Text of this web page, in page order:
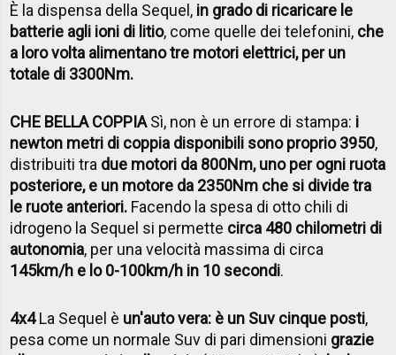
È la dispensa della Sequel, in grado di ricaricare le
batterie agli ioni di litio, come quelle dei telefonini, che
a loro volta alimentano tre motori elettrici, per un
totale di 3300Nm.
CHE BELLA COPPIASì, non è un errore di stampa: i
newton metri di coppia disponibili sono proprio 3950,
distribuiti tra due motori da 800Nm, uno per ogni ruota
posteriore, e un motore da 2350Nm che si divide tra
le ruote anteriori. Facendo la spesa di otto chili di
idrogeno la Sequel si permette circa 480 chilometri di
autonomia, per una velocità massima di circa
145km/h e lo 0-100km/h in 10 secondi.
4x4La Sequel è un'auto vera: è un Suv cinque posti,
pesa come un normale Suv di pari dimensioni grazie